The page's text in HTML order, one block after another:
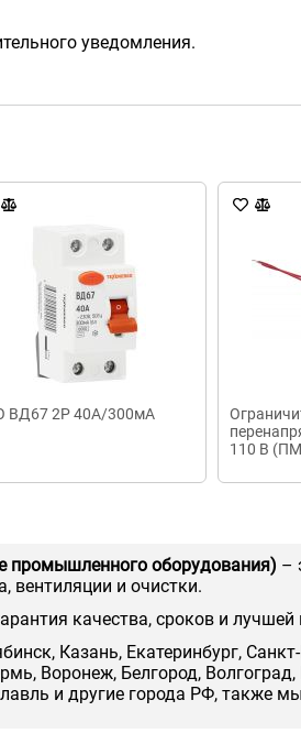
уведомления.
ВД67 2Р 40А/300мА
110 В
промышленного оборудования) –
вентиляции и очистки.
качества, сроков и лучшей
Казань, Екатеринбург,
Воронеж, Белгород,
и другие города РФ, также